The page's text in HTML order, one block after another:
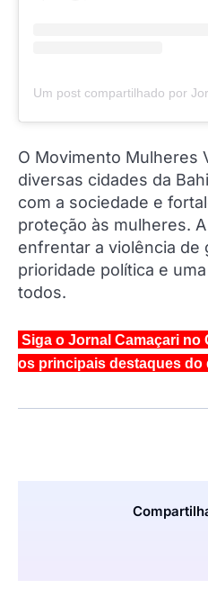
O Movimento Mulheres
diversas cidades da
com a sociedade e
proteção às mulheres.
enfrentar a violência de
prioridade política e
todos.
Siga o Jornal Camaçari no
os principais destaques